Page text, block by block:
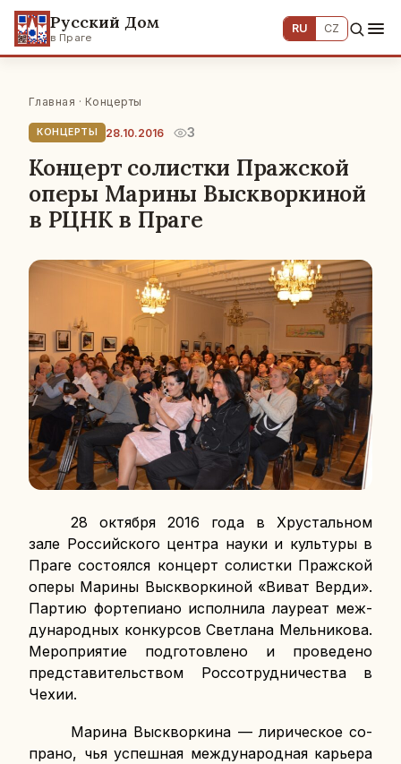
Русский Дом
в Праге
RU CZ
Главная · Концерты
КОНЦЕРТЫ 28.10.2016 3
Концерт солистки Пражской
оперы Марины Выскворкиной
в РЦНК в Праге
28 ок­тяб­ря 2016 года в Хру­сталь­ном
зале Рос­сий­ско­го центра науки и куль­ту­ры в
Праге со­сто­ял­ся кон­церт со­лист­ки Праж­ской
оперы Марины Вы­сквор­ки­ной «Виват Верди».
Партию фор­те­пи­а­но ис­пол­ни­ла ла­у­ре­ат меж­
ду­на­род­ных кон­кур­сов Свет­ла­на Мель­ни­ко­ва.
Ме­ро­при­я­тие под­го­тов­ле­но и про­ве­де­но
пред­ста­ви­тель­ством Рос­со­труд­ни­че­ства в
Чехии.
Марина Вы­сквор­ки­на — ли­ри­че­ское со­
пра­но, чья успеш­ная меж­ду­на­род­ная ка­рье­ра